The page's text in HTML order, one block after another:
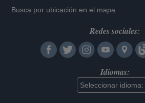
Busca por ubicación en el mapa
Redes sociales:
Idiomas: